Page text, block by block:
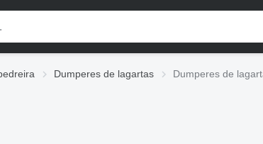
Dumperes de lagartas Dumperes de